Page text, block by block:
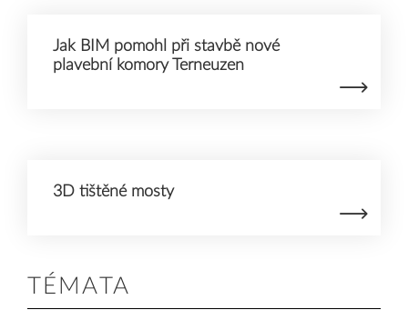
Jak BIM pomohl při stavbě nové
plavební komory Terneuzen
3D tištěné mosty
TÉMATA